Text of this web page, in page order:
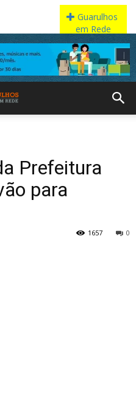
Prefeitura
para
0
1657